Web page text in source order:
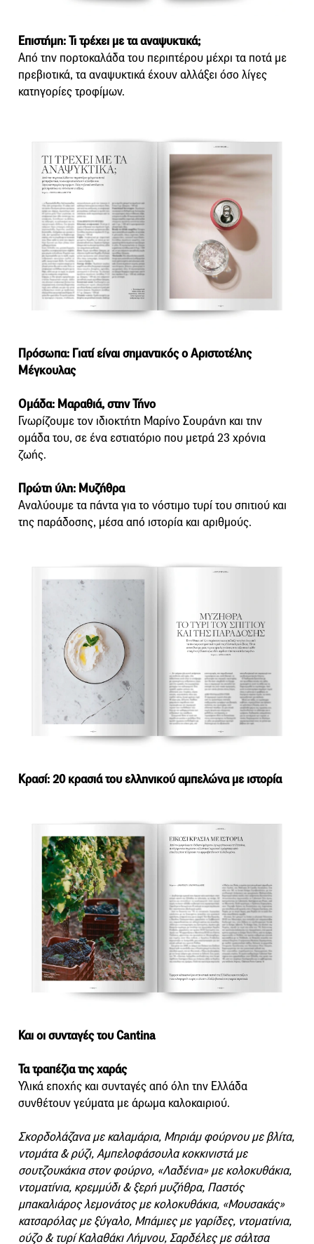
Επιστήμη: Τι τρέχει με τα αναψυκτικά;
Από την πορτοκαλάδα του περιπτέρου μέχρι τα ποτά με
πρεβιοτικά, τα αναψυκτικά έχουν αλλάξει όσο λίγες
κατηγορίες τροφίμων.
Πρόσωπα: Γιατί είναι σημαντικός ο Αριστοτέλης
Μέγκουλας
Ομάδα: Μαραθιά, στην Τήνο
Γνωρίζουμε τον ιδιοκτήτη Μαρίνο Σουράνη και την
ομάδα του, σε ένα εστιατόριο που μετρά 23 χρόνια
ζωής.
Πρώτη ύλη: Μυζήθρα
Αναλύουμε τα πάντα για το νόστιμο τυρί του σπιτιού και
της παράδοσης, μέσα από ιστορία και αριθμούς.
Κρασί: 20 κρασιά του ελληνικού αμπελώνα με ιστορία
Και οι συνταγές του Cantina
Τα τραπέζια της χαράς
Υλικά εποχής και συνταγές από όλη την Ελλάδα
συνθέτουν γεύματα με άρωμα καλοκαιριού.
Σκορδολάζανα με καλαμάρια, Μπριάμ φούρνου με βλίτα,
ντομάτα & ρύζι, Αμπελοφάσουλα κοκκινιστά με
σουτζουκάκια στον φούρνο, «Λαδένια» με κολοκυθάκια,
ντοματίνια, κρεμμύδι & ξερή μυζήθρα, Παστός
μπακαλιάρος λεμονάτος με κολοκυθάκια, «Μουσακάς»
κατσαρόλας με ξύγαλο, Μπάμιες με γαρίδες, ντοματίνια,
ούζο & τυρί Καλαθάκι Λήμνου, Σαρδέλες με σάλτσα